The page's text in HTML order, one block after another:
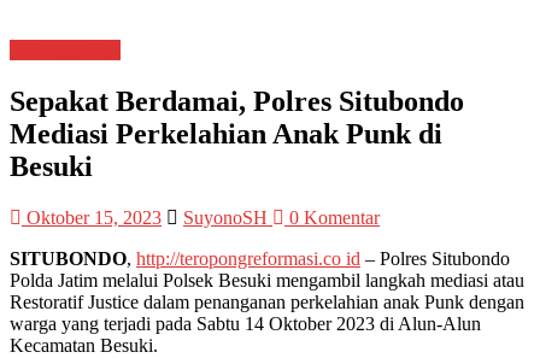
Sepakat Berdamai, Polres Situbondo
Mediasi Perkelahian Anak Punk di
Besuki
Oktober 15, 2023 SuyonoSH
0 Komentar
SITUBONDO, http://teropongreformasi.co id – Polres Situbondo
Polda Jatim melalui Polsek Besuki mengambil langkah mediasi atau
Restoratif Justice dalam penanganan perkelahian anak Punk dengan
warga yang terjadi pada Sabtu 14 Oktober 2023 di Alun-Alun
Kecamatan Besuki.